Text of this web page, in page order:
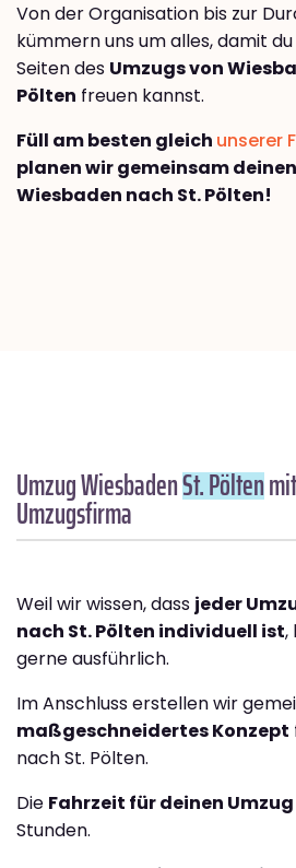
Von der Organisation bis zur
kümmern uns um alles, damit
Seiten des Umzugs von
Pölten freuen kannst.
Füll am besten gleich unserer
planen wir gemeinsam
Wiesbaden nach St. Pölten!
Umzug WiesbadenSt. Pölten
Umzugsfirma
Weil wir wissen, dass jeder
nach St. Pölten individuell ist,
gerne ausführlich.
Im Anschluss erstellen wir
maßgeschneidertes Konzept
nach St. Pölten.
Die Fahrzeit für deinen Umzug
Stunden.